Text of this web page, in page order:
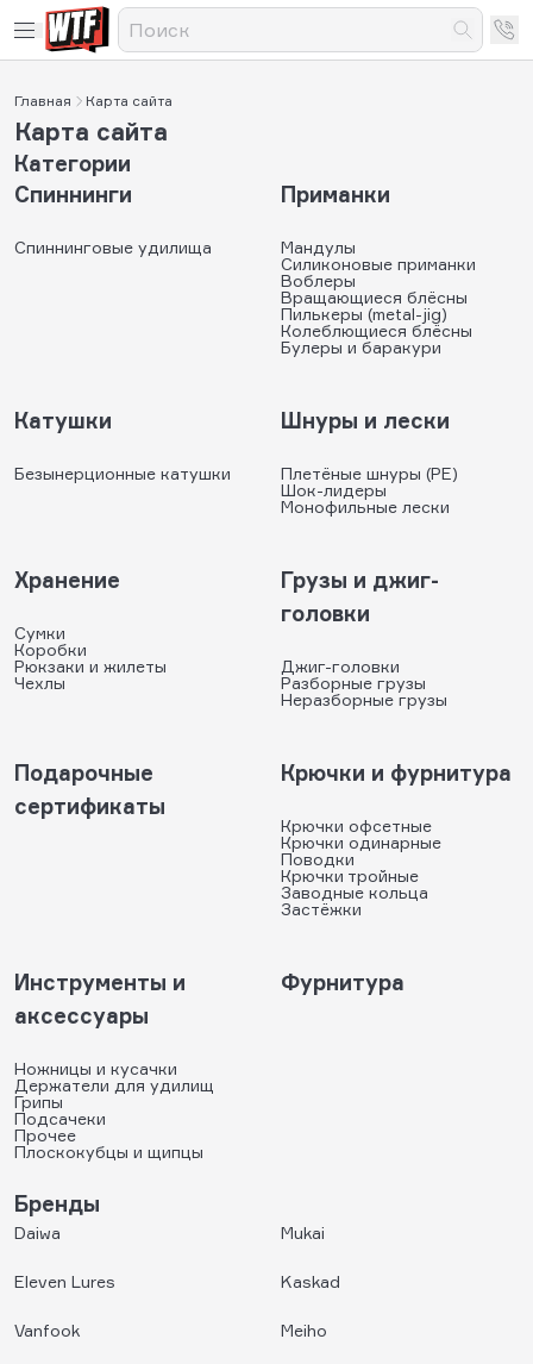
Главная Карта сайта
Карта сайта
Категории
Спиннинги
Спиннинговые удилища
Приманки
Мандулы
Силиконовые приманки
Воблеры
Вращающиеся блёсны
Пилькеры (metal-jig)
Колеблющиеся блёсны
Булеры и баракури
Катушки
Безынерционные катушки
Шнуры и лески
Плетёные шнуры (PE)
Шок-лидеры
Монофильные лески
Хранение
Сумки
Коробки
Рюкзаки и жилеты
Чехлы
Грузы и джиг-
головки
Джиг-головки
Разборные грузы
Неразборные грузы
Подарочные
сертификаты
Крючки и фурнитура
Крючки офсетные
Крючки одинарные
Поводки
Крючки тройные
Заводные кольца
Застёжки
Инструменты и
аксессуары
Ножницы и кусачки
Держатели для удилищ
Грипы
Подсачеки
Прочее
Плоскокубцы и щипцы
Фурнитура
Бренды
Daiwa Mukai
Eleven Lures Kaskad
Vanfook Meiho